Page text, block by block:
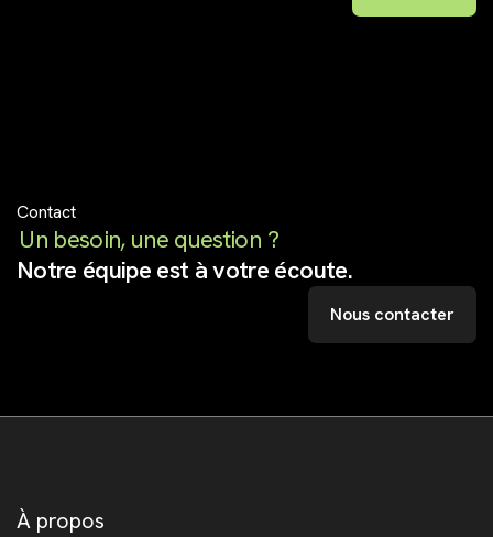
Contact
Un besoin, une question ?
Notre équipe est à votre écoute.
Nous contacter
À propos